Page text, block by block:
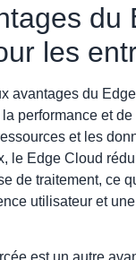
du
les
avantages du
la performance et
et les
le Edge Cloud
de traitement, ce
utilisateur et
est un autre